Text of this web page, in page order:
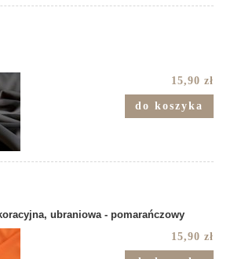
15,90 zł
do koszyka
ubraniowa - pomarańczowy
15,90 zł